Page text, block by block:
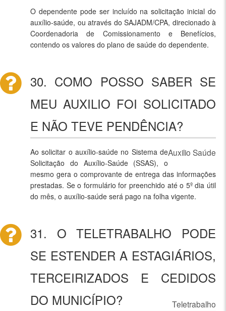
O dependente pode ser incluído na solicitação inicial do
auxílio-saúde, ou através do SAJADM/CPA, direcionado à
Coordenadoria de Comissionamento e Benefícios,
contendo os valores do plano de saúde do dependente.
30. COMO POSSO SABER SE
MEU AUXILIO FOI SOLICITADO
E NÃO TEVE PENDÊNCIA?
Auxilio Saúde
Ao solicitar o auxílio-saúde no Sistema de
Solicitação do Auxílio-Saúde (SSAS), o
mesmo gera o comprovante de entrega das informações
prestadas. Se o formulário for preenchido até o 5º dia útil
do mês, o auxílio-saúde será pago na folha vigente.
31. O TELETRABALHO PODE
SE ESTENDER A ESTAGIÁRIOS,
TERCEIRIZADOS E CEDIDOS
DO MUNICÍPIO?
Teletrabalho